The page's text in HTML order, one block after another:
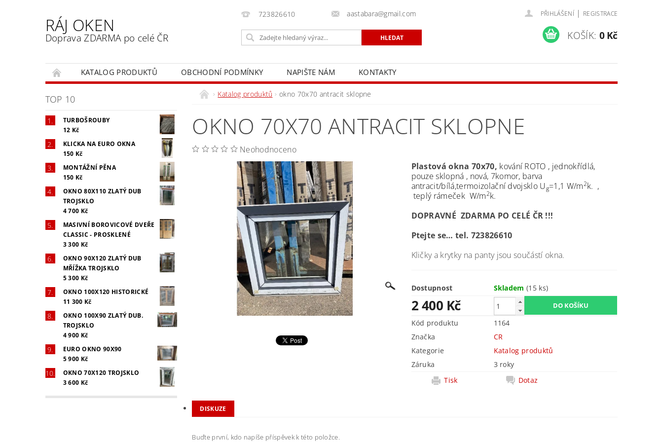
RÁJ OKEN
Doprava ZDARMA po celé ČR
723826610 aastabara@gmail.com PŘIHLÁŠENÍ | REGISTRACE
KOŠÍK: 0 Kč
KATALOG PRODUKTŮ OBCHODNÍ PODMÍNKY NAPIŠTE NÁM KONTAKTY
TOP 10
TURBOŠROUBY
12 Kč
KLICKA NA EURO OKNA
150 Kč
MONTÁŽNÍ PĚNA
150 Kč
OKNO 80X110 ZLATÝ DUB
TROJSKLO
4 700 Kč
MASIVNÍ BOROVICOVÉ DVEŘE
CLASSIC - PROSKLENÉ
3 300 Kč
OKNO 90X120 ZLATÝ DUB
MŘÍŽKA TROJSKLO
5 300 Kč
OKNO 100X120 HISTORICKÉ
11 300 Kč
OKNO 100X90 ZLATÝ DUB.
TROJSKLO
4 900 Kč
EURO OKNO 90X90
5 900 Kč
OKNO 70X120 TROJSKLO
3 600 Kč
Katalog produktů okno 70x70 antracit sklopne
OKNO 70X70 ANTRACIT SKLOPNE
Neohodnoceno
Plastová okna 70x70, kování ROTO , jednokřídlá,
pouze sklopná , nová, 7komor, barva
antracit/bílá,termoizolační dvojsklo Ug=1,1 W/m2k. ,
teplý rámeček W/m2k.
DOPRAVNÉ ZDARMA PO CELÉ ČR !!!
Ptejte se… tel. 723826610
Kličky a krytky na panty jsou součástí okna.
Dostupnost Skladem(15 ks)
2 400 Kč
Kód produktu
1164
Značka
CR
Kategorie
Katalog produktů
Záruka
3 roky
Tisk
Dotaz
DISKUZE
Buďte první, kdo napíše příspěvek k této položce.